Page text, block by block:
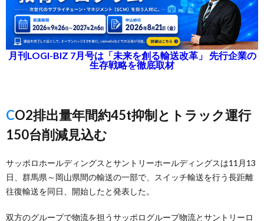
月刊LOGI-BIZ 7月号は「未来を創る輸送改革」 先行企業の
生存戦略を徹底取材
CO2排出量年間約45t抑制とトラック運行
150台削減見込む
サッポロホールディングスとサントリーホールディングスは11月13
日、群馬県～岡山県間の輸送の一部で、スイッチ輸送を行う長距離
往復輸送を同日、開始したと発表した。
双方のグループで物流を担うサッポログループ物流とサントリーロ